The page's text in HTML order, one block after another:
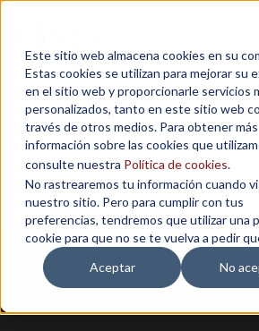
Este sitio web almacena cookies en su
Estas cookies se utilizan para mejorar su
en el sitio web y proporcionarle servicios
personalizados, tanto en este sitio web
través de otros medios. Para obtener más
información sobre las cookies que
consulte nuestra Política de cookies.
No rastrearemos tu información cuando
nuestro sitio. Pero para cumplir con tus
preferencias, tendremos que utilizar una
cookie para que no se te vuelva a pedir
Aceptar
No
Julio
Home / Julio Garcia